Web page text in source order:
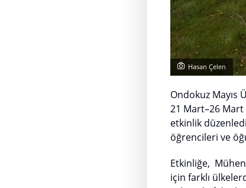
Hasan Çelen
Ondokuz Mayıs
21 Mart–26 Mart
etkinlik
öğrencileri ve
Etkinliğe,
için farklı